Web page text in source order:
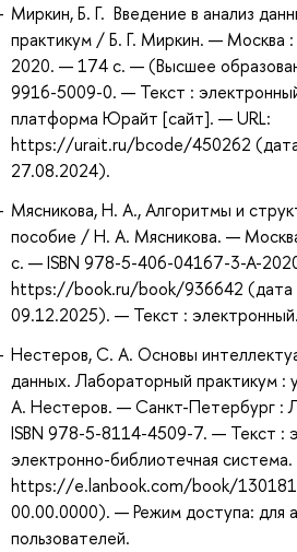
Миркин, Б. Г. Введение в анализ
практикум / Б. Г. Миркин. — Москва
2020. — 174 с. — (Высшее
9916-5009-0. — Текст :
платформа Юрайт [сайт]. — URL:
https://urait.ru/bcode/450262
27.08.2024).
Мясникова, Н. А., Алгоритмы и
пособие / Н. А. Мясникова. —
с. — ISBN 978-5-406-04167-3-A-
https://book.ru/book/936642 (дата
09.12.2025). — Текст : электронный.
Нестеров, С. А. Основы
данных. Лабораторный практикум :
А. Нестеров. — Санкт-Петербург :
ISBN 978-5-8114-4509-7. — Текст :
электронно-библиотечная
https://e.lanbook.com/book/130181
00.00.0000). — Режим доступа: для
пользователей.